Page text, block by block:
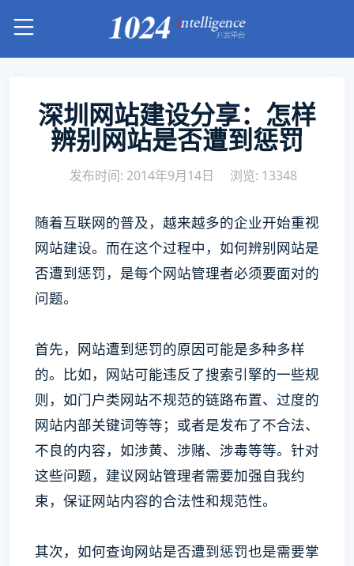
深圳网站建设分享：怎样
辨别网站是否遭到惩罚
发布时间: 2014年9月14日 浏览: 13348
随着互联网的普及，越来越多的企业开始重视
网站建设。而在这个过程中，如何辨别网站是
否遭到惩罚，是每个网站管理者必须要面对的
问题。
首先，网站遭到惩罚的原因可能是多种多样
的。比如，网站可能违反了搜索引擎的一些规
则，如门户类网站不规范的链路布置、过度的
网站内部关键词等等；或者是发布了不合法、
不良的内容，如涉黄、涉赌、涉毒等等。针对
这些问题，建议网站管理者需要加强自我约
束，保证网站内容的合法性和规范性。
其次，如何查询网站是否遭到惩罚也是需要掌